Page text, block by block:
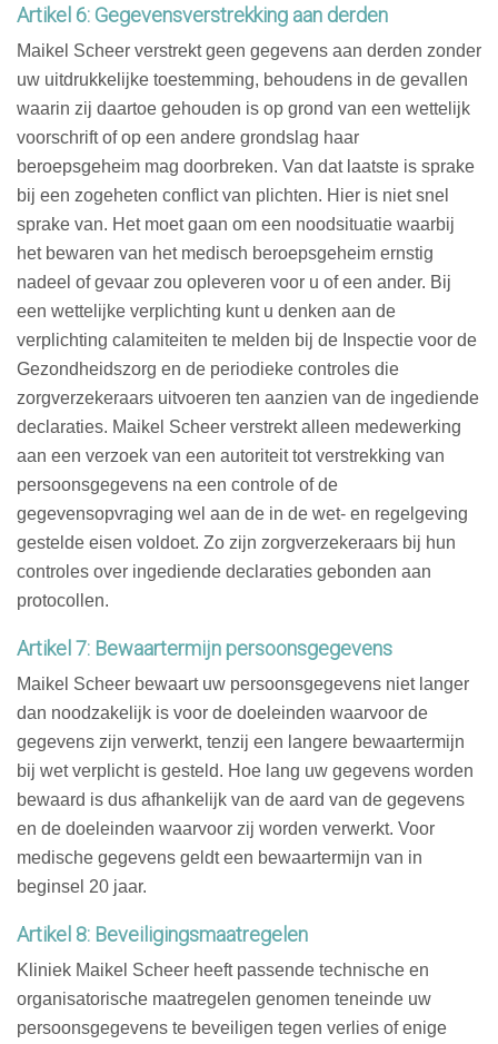
Artikel 6: Gegevensverstrekking aan derden
Maikel Scheer verstrekt geen gegevens aan derden zonder
uw uitdrukkelijke toestemming, behoudens in de gevallen
waarin zij daartoe gehouden is op grond van een wettelijk
voorschrift of op een andere grondslag haar
beroepsgeheim mag doorbreken. Van dat laatste is sprake
bij een zogeheten conflict van plichten. Hier is niet snel
sprake van. Het moet gaan om een noodsituatie waarbij
het bewaren van het medisch beroepsgeheim ernstig
nadeel of gevaar zou opleveren voor u of een ander. Bij
een wettelijke verplichting kunt u denken aan de
verplichting calamiteiten te melden bij de Inspectie voor de
Gezondheidszorg en de periodieke controles die
zorgverzekeraars uitvoeren ten aanzien van de ingediende
declaraties. Maikel Scheer verstrekt alleen medewerking
aan een verzoek van een autoriteit tot verstrekking van
persoonsgegevens na een controle of de
gegevensopvraging wel aan de in de wet- en regelgeving
gestelde eisen voldoet. Zo zijn zorgverzekeraars bij hun
controles over ingediende declaraties gebonden aan
protocollen.
Artikel 7: Bewaartermijn persoonsgegevens
Maikel Scheer bewaart uw persoonsgegevens niet langer
dan noodzakelijk is voor de doeleinden waarvoor de
gegevens zijn verwerkt, tenzij een langere bewaartermijn
bij wet verplicht is gesteld. Hoe lang uw gegevens worden
bewaard is dus afhankelijk van de aard van de gegevens
en de doeleinden waarvoor zij worden verwerkt. Voor
medische gegevens geldt een bewaartermijn van in
beginsel 20 jaar.
Artikel 8: Beveiligingsmaatregelen
Kliniek Maikel Scheer heeft passende technische en
organisatorische maatregelen genomen teneinde uw
persoonsgegevens te beveiligen tegen verlies of enige